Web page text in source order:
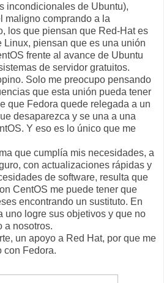
incondicionales de Ubuntu),
maligno comprando a la
los que piensan que Red-Hat es
Linux, piensan que es una unión
frente al avance de Ubuntu
de servidor gratuitos.
Solo me preocupo pensando
que esta unión pueda tener
que Fedora quede relegada a un
desaparezca y se una a una
Y eso es lo único que me
que cumplía mis necesidades, a
con actualizaciones rápidas y
de software, resulta que
CentOS me puede tener que
encontrando un sustituto. En
uno logre sus objetivos y que no
a nosotros.
un apoyo a Red Hat, por que me
con Fedora.